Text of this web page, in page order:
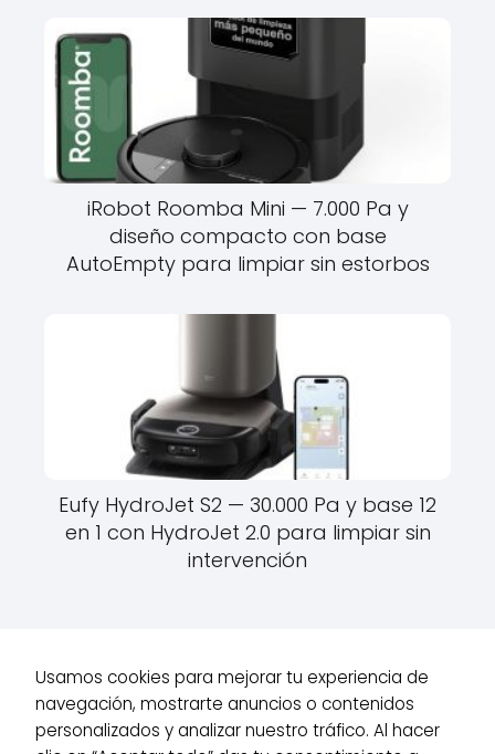
iRobot Roomba Mini — 7.000 Pa y
diseño compacto con base
AutoEmpty para limpiar sin estorbos
Eufy HydroJet S2 — 30.000 Pa y base 12
en 1 con HydroJet 2.0 para limpiar sin
intervención
Robots de Hogar Robots Aspiradores
Cecotec Conga Y80 Pro
— 25.000 Pa, base de autovaciado y cepillo de silicona
Usamos cookies para mejorar tu experiencia de
navegación, mostrarte anuncios o contenidos
personalizados y analizar nuestro tráfico. Al hacer